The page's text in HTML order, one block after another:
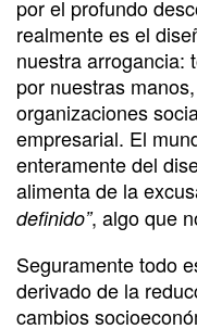
por el profundo
realmente es el
nuestra
por nuestras
organizaciones
empresarial. El
enteramente del
alimenta de la
definido”, algo que
Seguramente todo
derivado de la
cambios